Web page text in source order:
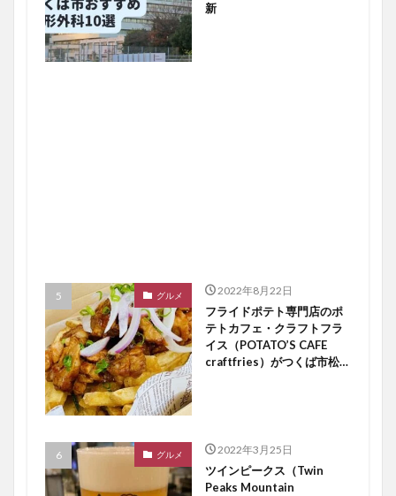
新
グルメ 2022年8月22日
フライドポテト専門店のポ
テトカフェ・クラフトフラ
イス（POTATO’S CAFE
craftfries）がつくば市松代
グルメ 2022年3月25日
ツインピークス（Twin
Peaks Mountain